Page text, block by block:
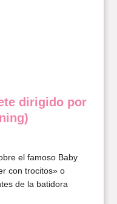
dirigido por
el famoso Baby
con trocitos» o
de la batidora